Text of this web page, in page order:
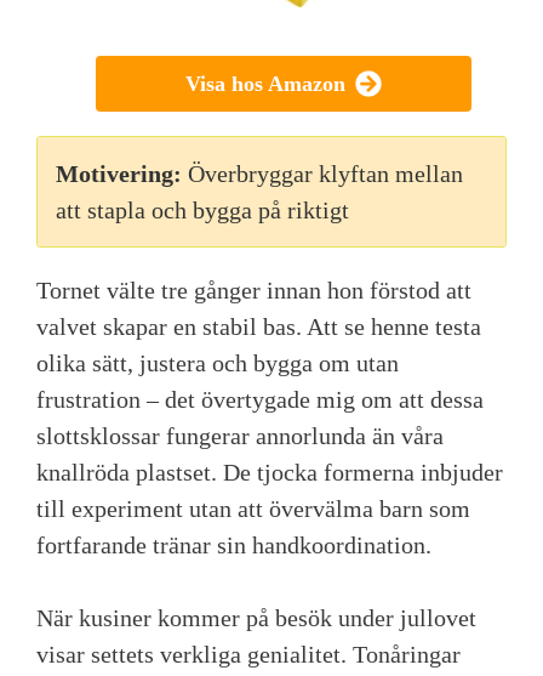
Visa hos Amazon
Motivering: Överbryggar klyftan mellan
att stapla och bygga på riktigt
Tornet välte tre gånger innan hon förstod att
valvet skapar en stabil bas. Att se henne testa
olika sätt, justera och bygga om utan
frustration – det övertygade mig om att dessa
slottsklossar fungerar annorlunda än våra
knallröda plastset. De tjocka formerna inbjuder
till experiment utan att övervälma barn som
fortfarande tränar sin handkoordination.
När kusiner kommer på besök under jullovet
visar settets verkliga genialitet. Tonåringar